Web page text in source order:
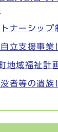
ナーシップ
立支援事業
地域福祉計
者等の遺族